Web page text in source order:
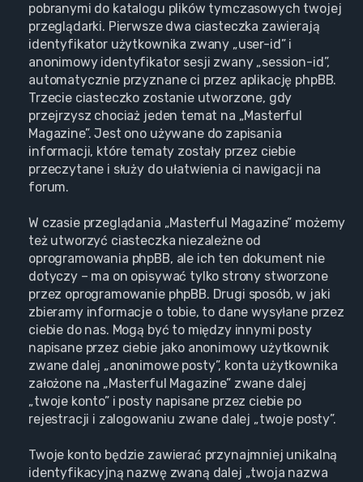
pobranymi do katalogu plików tymczasowych twojej
przeglądarki. Pierwsze dwa ciasteczka zawierają
identyfikator użytkownika zwany „user-id” i
anonimowy identyfikator sesji zwany „session-id”,
automatycznie przyznane ci przez aplikację phpBB.
Trzecie ciasteczko zostanie utworzone, gdy
przejrzysz chociaż jeden temat na „Masterful
Magazine”. Jest ono używane do zapisania
informacji, które tematy zostały przez ciebie
przeczytane i służy do ułatwienia ci nawigacji na
forum.
W czasie przeglądania „Masterful Magazine” możemy
też utworzyć ciasteczka niezależne od
oprogramowania phpBB, ale ich ten dokument nie
dotyczy – ma on opisywać tylko strony stworzone
przez oprogramowanie phpBB. Drugi sposób, w jaki
zbieramy informacje o tobie, to dane wysyłane przez
ciebie do nas. Mogą być to między innymi posty
napisane przez ciebie jako anonimowy użytkownik
zwane dalej „anonimowe posty”, konta użytkownika
założone na „Masterful Magazine” zwane dalej
„twoje konto” i posty napisane przez ciebie po
rejestracji i zalogowaniu zwane dalej „twoje posty”.
Twoje konto będzie zawierać przynajmniej unikalną
identyfikacyjną nazwę zwaną dalej „twoja nazwa